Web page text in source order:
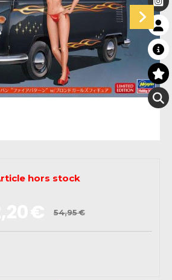
54,95€
hors stock